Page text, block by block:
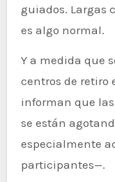
guiados. Largas
es algo normal.
Y a medida que
centros de retiro
informan que
se están
especialmente
participantes—.